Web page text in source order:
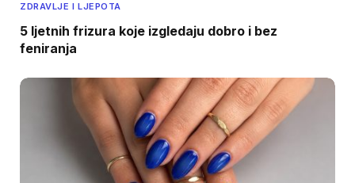
ZDRAVLJE I LJEPOTA
5 ljetnih frizura koje izgledaju dobro i bez
feniranja